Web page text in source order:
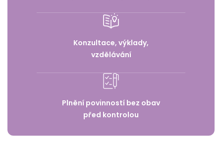
Konzultace, výklady,
vzdělávání
Plnění povinností bez obav
před kontrolou